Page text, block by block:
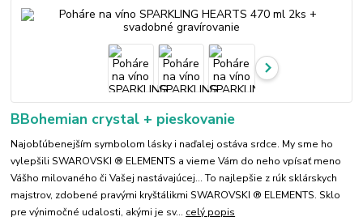
BBohemian crystal + pieskovanie
Najobľúbenejším symbolom lásky i naďalej ostáva srdce. My sme ho
vylepšili SWAROVSKI ® ELEMENTS a vieme Vám do neho vpísať meno
Vášho milovaného či Vašej nastávajúcej... To najlepšie z rúk sklárskych
majstrov, zdobené pravými kryštálikmi SWAROVSKI ® ELEMENTS. Sklo
pre výnimočné udalosti, akými je sv... celý popis